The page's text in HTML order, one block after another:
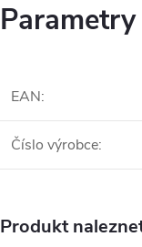
EAN:
Číslo výrobce:
Produkt